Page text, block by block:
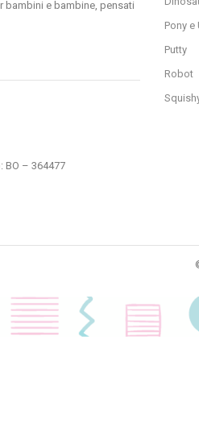
bambini e bambine, pensati
BO – 364477
Pony e
Putty
Robot